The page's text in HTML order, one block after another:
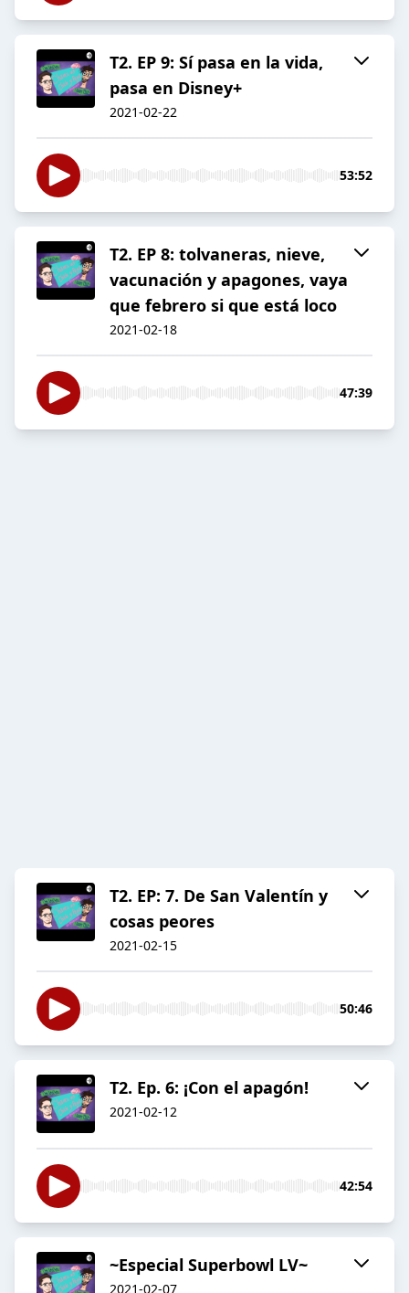
T2. EP 9: Sí pasa en la vida,
pasa en Disney+
2021-02-22
53:52
T2. EP 8: tolvaneras, nieve,
vacunación y apagones, vaya
que febrero si que está loco
2021-02-18
47:39
T2. EP: 7. De San Valentín y
cosas peores
2021-02-15
50:46
T2. Ep. 6: ¡Con el apagón!
2021-02-12
42:54
~Especial Superbowl LV~
2021-02-07